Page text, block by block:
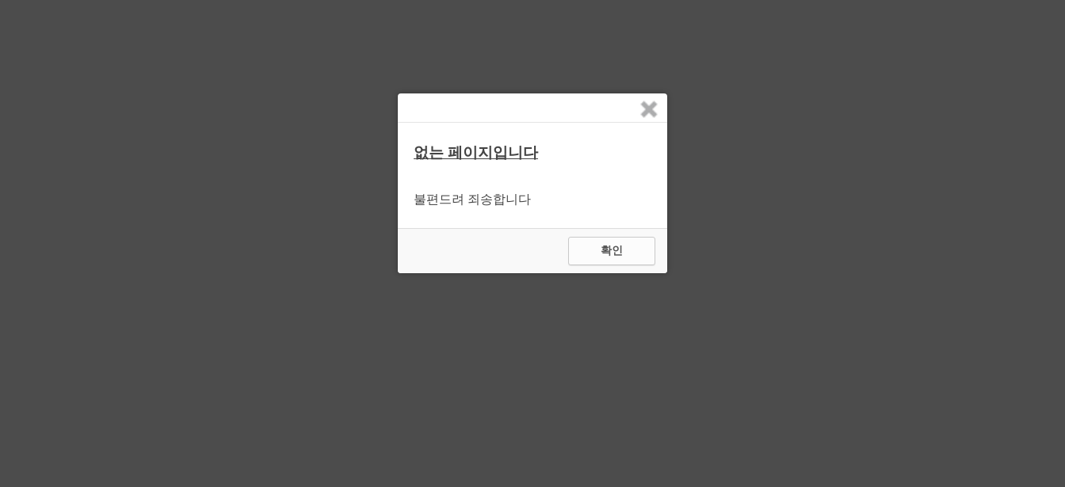
없는 페이지입니다
불편드려 죄송합니다
확인